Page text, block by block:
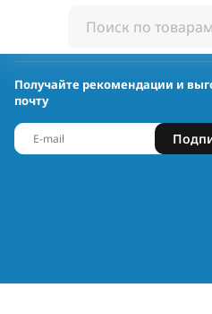
Получайте рекомендации и
почту